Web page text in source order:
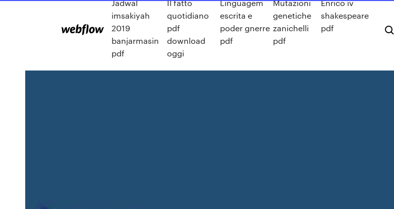
Jadwal
imsakiyah
2019
banjarmasin
pdf
Il fatto
quotidiano
pdf
download
oggi
Linguagem
escrita e
poder gnerre
pdf
Mutazioni
genetiche
zanichelli
pdf
Enrico iv
shakespeare
pdf